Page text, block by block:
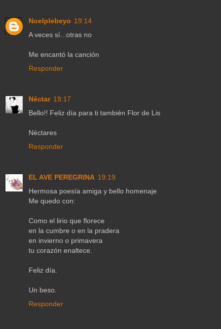
Noelplebeyo 19:14
A veces sí...otras no
Me encantó la canción
Responder
Néctar 19:17
Bello!! Feliz día para ti también Flor de Lis
Néctares
Responder
EL AVE PEREGRINA 19:19
Hermosa poesía amiga y bello homenaje
Me quedo con:
Como el lirio que florece
en la cumbre o en la pradera
en invierno o primavera
tu corazón enaltece.
Feliz día.
Un beso.
Responder